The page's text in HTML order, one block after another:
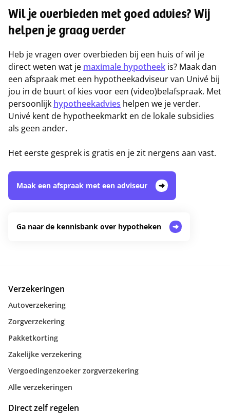
Wil je overbieden met goed advies? Wij
helpen je graag verder
Heb je vragen over overbieden bij een huis of wil je
direct weten wat je maximale hypotheek is? Maak dan
een afspraak met een hypotheekadviseur van Univé bij
jou in de buurt of kies voor een (video)belafspraak. Met
persoonlijk hypotheekadvies helpen we je verder.
Univé kent de hypotheekmarkt en de lokale subsidies
als geen ander.
Het eerste gesprek is gratis en je zit nergens aan vast.
Maak een afspraak met een adviseur
Ga naar de kennisbank over hypotheken
Verzekeringen
Autoverzekering
Zorgverzekering
Pakketkorting
Zakelijke verzekering
Vergoedingenzoeker zorgverzekering
Alle verzekeringen
Direct zelf regelen